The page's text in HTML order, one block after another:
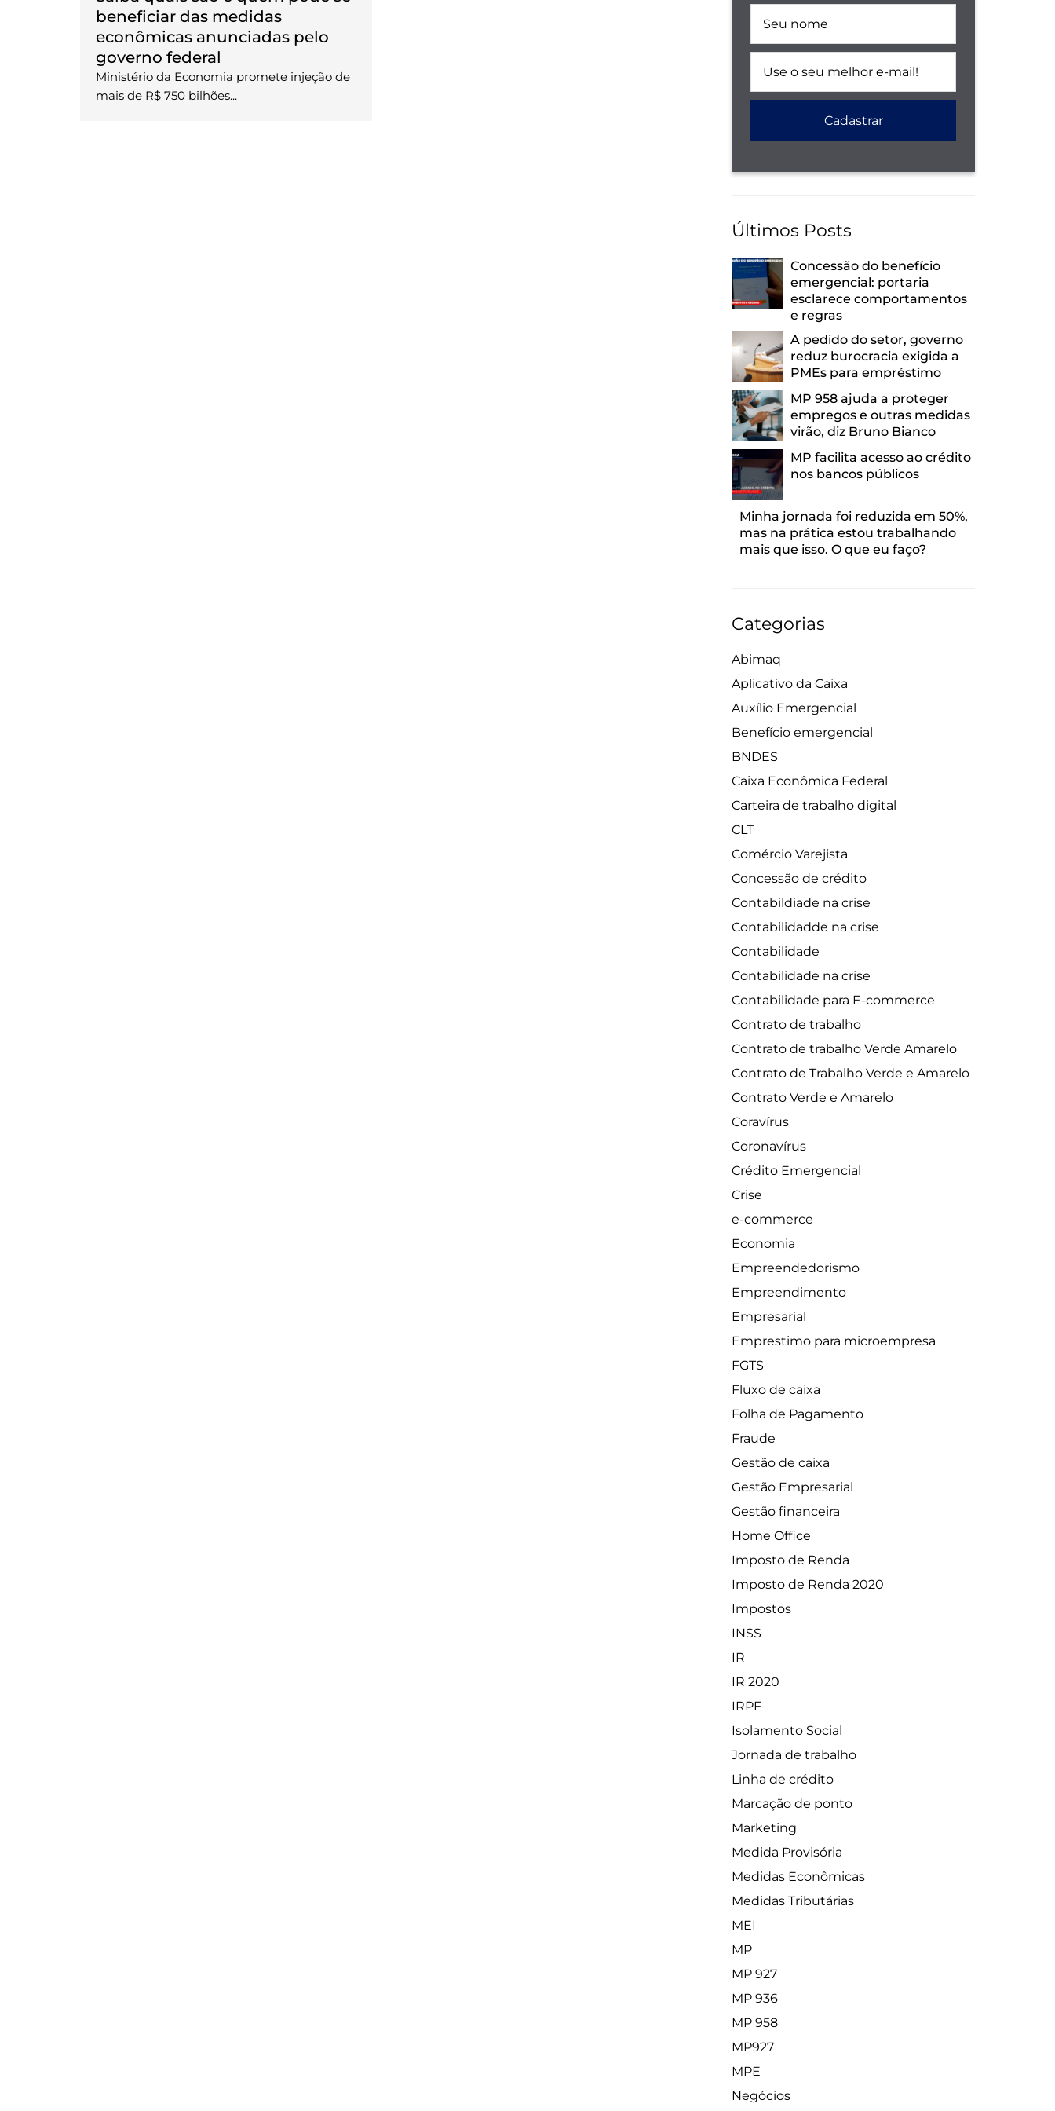
beneficiar das medidas
econômicas anunciadas pelo
governo federal
Ministério da Economia promete injeção de
mais de R$ 750 bilhões...
Últimos Posts
Concessão do benefício
emergencial: portaria
esclarece comportamentos
e regras
A pedido do setor, governo
reduz burocracia exigida a
PMEs para empréstimo
MP 958 ajuda a proteger
empregos e outras medidas
virão, diz Bruno Bianco
MP facilita acesso ao crédito
nos bancos públicos
Minha jornada foi reduzida em 50%,
mas na prática estou trabalhando
mais que isso. O que eu faço?
Categorias
Abimaq
Aplicativo da Caixa
Auxílio Emergencial
Benefício emergencial
BNDES
Caixa Econômica Federal
Carteira de trabalho digital
CLT
Comércio Varejista
Concessão de crédito
Contabildiade na crise
Contabilidadde na crise
Contabilidade
Contabilidade na crise
Contabilidade para E-commerce
Contrato de trabalho
Contrato de trabalho Verde Amarelo
Contrato de Trabalho Verde e Amarelo
Contrato Verde e Amarelo
Coravírus
Coronavírus
Crédito Emergencial
Crise
e-commerce
Economia
Empreendedorismo
Empreendimento
Empresarial
Emprestimo para microempresa
FGTS
Fluxo de caixa
Folha de Pagamento
Fraude
Gestão de caixa
Gestão Empresarial
Gestão financeira
Home Office
Imposto de Renda
Imposto de Renda 2020
Impostos
INSS
IR
IR 2020
IRPF
Isolamento Social
Jornada de trabalho
Linha de crédito
Marcação de ponto
Marketing
Medida Provisória
Medidas Econômicas
Medidas Tributárias
MEI
MP
MP 927
MP 936
MP 958
MP927
MPE
Negócios